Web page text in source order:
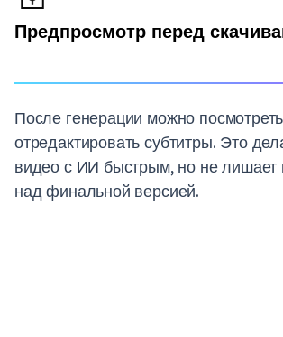
Предпросмотр перед
После генерации можно
отредактировать субтитры. Это
видео с ИИ быстрым, но не лишает
над финальной версией.